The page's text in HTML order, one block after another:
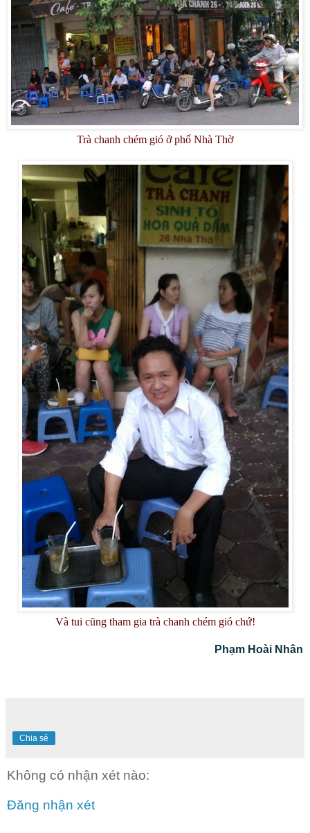
Trà chanh chém gió ở phố Nhà Thờ
Và tui cũng tham gia trà chanh chém gió chứ!
Phạm Hoài Nhân
Chia sẻ
Không có nhận xét nào:
Đăng nhận xét